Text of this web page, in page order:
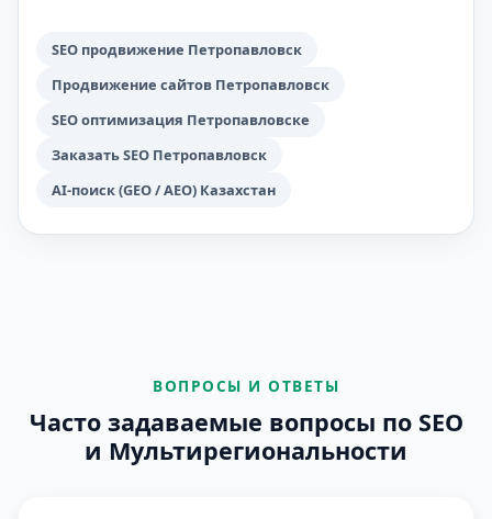
SEO продвижение Петропавловск
Продвижение сайтов Петропавловск
SEO оптимизация Петропавловске
Заказать SEO Петропавловск
AI-поиск (GEO / AEO) Казахстан
ВОПРОСЫ И ОТВЕТЫ
Часто задаваемые вопросы по SEO
и Мультирегиональности